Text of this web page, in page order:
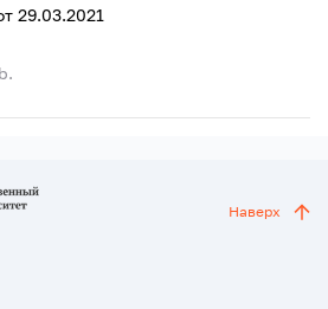
29.03.2021
Наверх